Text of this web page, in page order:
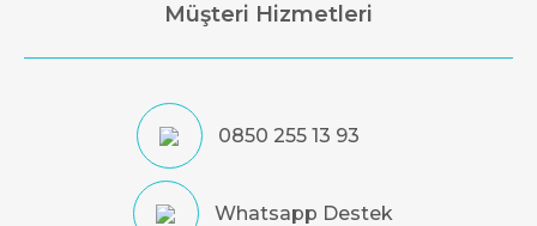
Müşteri Hizmetleri
0850 255 13 93
Whatsapp Destek